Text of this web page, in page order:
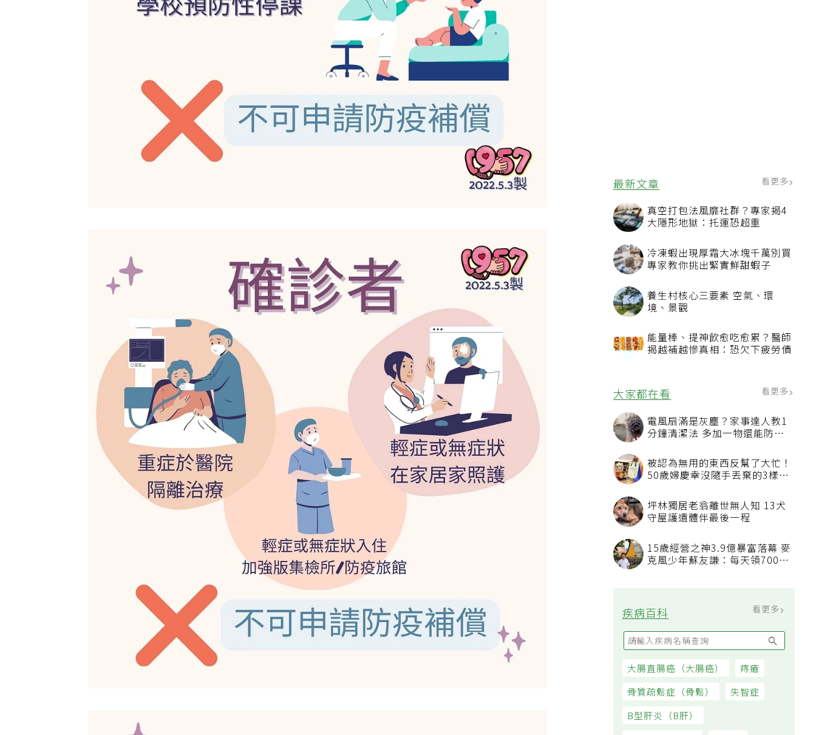
最新文章 看更多
真空打包法風靡社群？專家揭4
大隱形地獄：托運恐超重
冷凍蝦出現厚霜大冰塊千萬別買
專家教你挑出緊實鮮甜蝦子
養生村核心三要素 空氣、環
境、景觀
能量棒、提神飲愈吃愈累？醫師
揭越補越慘真相：恐欠下疲勞債
大家都在看
電風扇滿是灰塵？家事達人教1
分鐘清潔法 多加一物還能防髒
被認為無用的東西反幫了大忙！
50歲婦慶幸沒隨手丟棄的3樣物
坪林獨居老翁離世無人知 13犬
守屋護遺體伴最後一程
15歲經營之神3.9億暴富落幕 麥
克風少年蘇友謙：每天領700元
疾病百科